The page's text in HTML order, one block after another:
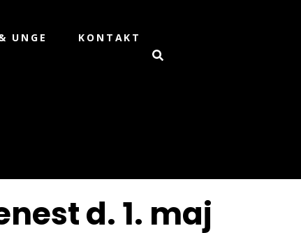
UNGE KONTAKT
d. 1. maj